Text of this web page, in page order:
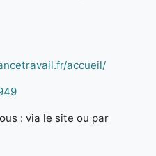
accueil/
: via le site ou par